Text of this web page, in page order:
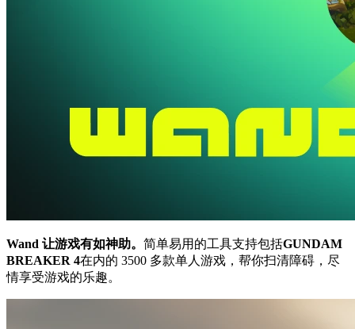
Wand 让游戏有如神助。 简单易用的工具支持包括GUNDAM
BREAKER 4在内的 3500 多款单人游戏，帮你扫清障碍，尽
情享受游戏的乐趣。